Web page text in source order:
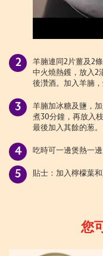
羊腩連同2片薑及2
中火燒熱鑊，放入2
後灒酒。 加入羊腩
羊腩加冰糖及鹽，
煮30分鐘，再放入
最後加入其餘的葱。
吃時可一邊煲熱一
貼士：加入檸檬葉
您